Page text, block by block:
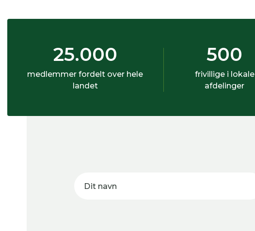
25.000
medlemmer fordelt over hele
landet
500
frivillige i lokale
afdelinger
Dit navn